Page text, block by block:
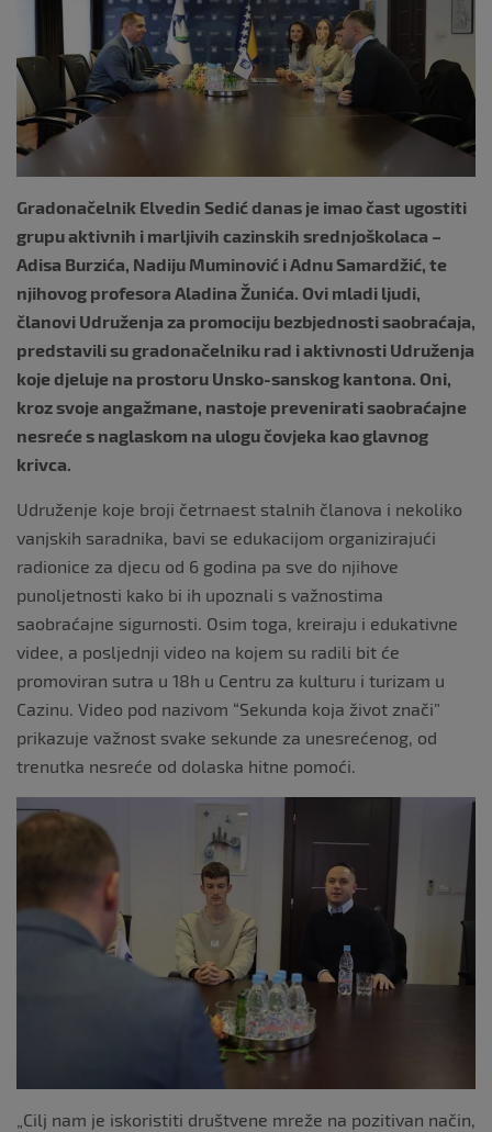
Gradonačelnik Elvedin Sedić danas je imao čast ugostiti
grupu aktivnih i marljivih cazinskih srednjoškolaca –
Adisa Burzića, Nadiju Muminović i Adnu Samardžić, te
njihovog profesora Aladina Žunića. Ovi mladi ljudi,
članovi Udruženja za promociju bezbjednosti saobraćaja,
predstavili su gradonačelniku rad i aktivnosti Udruženja
koje djeluje na prostoru Unsko-sanskog kantona. Oni,
kroz svoje angažmane, nastoje prevenirati saobraćajne
nesreće s naglaskom na ulogu čovjeka kao glavnog
krivca.
Udruženje koje broji četrnaest stalnih članova i nekoliko
vanjskih saradnika, bavi se edukacijom organizirajući
radionice za djecu od 6 godina pa sve do njihove
punoljetnosti kako bi ih upoznali s važnostima
saobraćajne sigurnosti. Osim toga, kreiraju i edukativne
videe, a posljednji video na kojem su radili bit će
promoviran sutra u 18h u Centru za kulturu i turizam u
Cazinu. Video pod nazivom “Sekunda koja život znači”
prikazuje važnost svake sekunde za unesrećenog, od
trenutka nesreće od dolaska hitne pomoći.
„Cilj nam je iskoristiti društvene mreže na pozitivan način,